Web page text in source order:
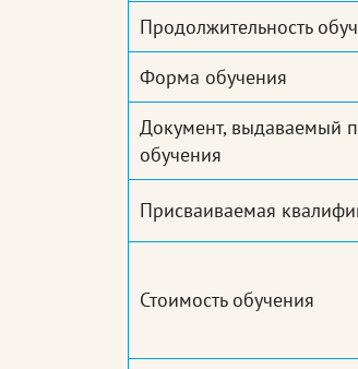
Продолжительность
Форма обучения
Документ, выдаваемый
обучения
Присваиваемая
Стоимость обучения